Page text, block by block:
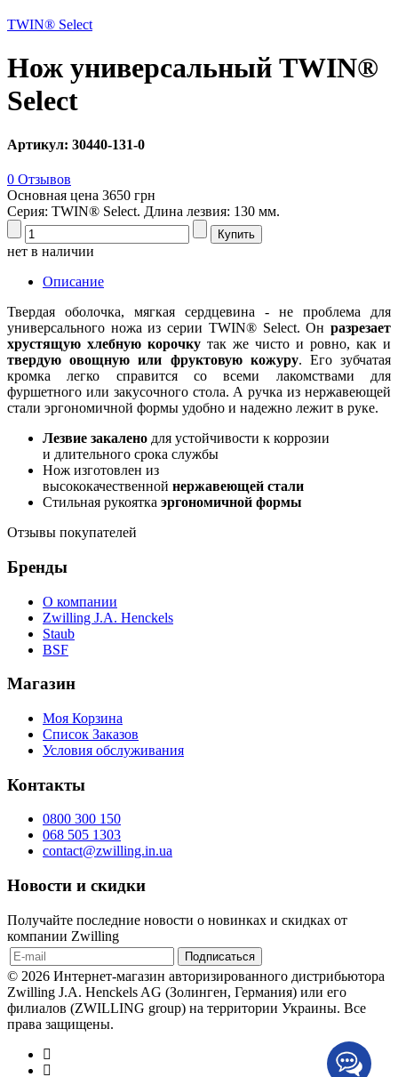
TWIN® Select
Нож универсальный TWIN®
Select
Артикул: 30440-131-0
0 Отзывов
Основная цена 3650 грн
Серия: TWIN® Select. Длина лезвия: 130 мм.
нет в наличии
Описание
Твердая оболочка, мягкая сердцевина - не проблема для
универсального ножа из серии TWIN® Select. Он разрезает
хрустящую хлебную корочку так же чисто и ровно, как и
твердую овощную или фруктовую кожуру. Его зубчатая
кромка легко справится со всеми лакомствами для
фуршетного или закусочного стола. А ручка из нержавеющей
стали эргономичной формы удобно и надежно лежит в руке.
Лезвие закалено для устойчивости к коррозии
и длительного срока службы
Нож изготовлен из
высококачественной нержавеющей стали
Стильная рукоятка эргономичной формы
Отзывы покупателей
Бренды
О компании
Zwilling J.A. Henckels
Staub
BSF
Магазин
Моя Корзина
Список Заказов
Условия обслуживания
Контакты
0800 300 150
068 505 1303
contact@zwilling.in.ua
Новости и скидки
Получайте последние новости о новинках и скидках от
компании Zwilling
© 2026 Интернет-магазин авторизированного дистрибьютора
Zwilling J.A. Henckels AG (Золинген, Германия) или его
филиалов (ZWILLING group) на территории Украины. Все
права защищены.